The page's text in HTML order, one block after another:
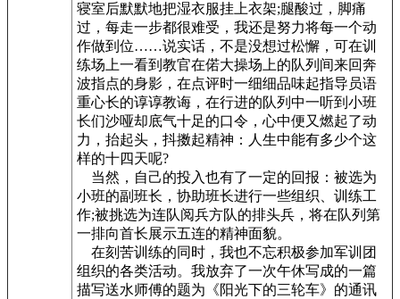
寝室后默默地把湿衣服挂上衣架;腿酸过，脚痛
过，每走一步都很难受，我还是努力将每一个动
作做到位……说实话，不是没想过松懈，可在训
练场上一看到教官在偌大操场上的队列间来回奔
波指点的身影，在点评时一细细品味起指导员语
重心长的谆谆教诲，在行进的队列中一听到小班
长们沙哑却底气十足的口令，心中便又燃起了动
力，抬起头，抖擞起精神：人生中能有多少个这
样的十四天呢?
当然，自己的投入也有了一定的回报：被选为
小班的副班长，协助班长进行一些组织、训练工
作;被挑选为连队阅兵方队的排头兵，将在队列第
一排向首长展示五连的精神面貌。
在刻苦训练的同时，我也不忘积极参加军训团
组织的各类活动。我放弃了一次午休写成的一篇
描写送水师傅的题为《阳光下的三轮车》的通讯